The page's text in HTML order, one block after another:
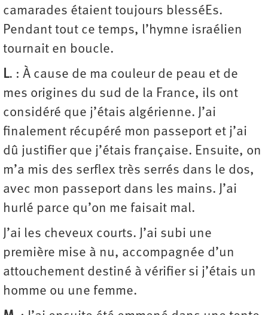
camarades étaient toujours blesséEs.
Pendant tout ce temps, l’hymne israélien
tournait en boucle.
L. : À cause de ma couleur de peau et de
mes origines du sud de la France, ils ont
considéré que j’étais algérienne. J’ai
finalement récupéré mon passeport et j’ai
dû justifier que j’étais française. Ensuite, on
m’a mis des serflex très serrés dans le dos,
avec mon passeport dans les mains. J’ai
hurlé parce qu’on me faisait mal.
J’ai les cheveux courts. J’ai subi une
première mise à nu, accompagnée d’un
attouchement destiné à vérifier si j’étais un
homme ou une femme.